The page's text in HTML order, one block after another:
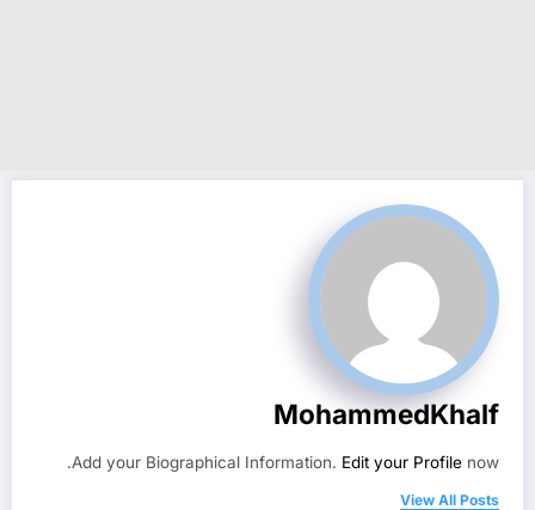
MohammedKhalf
Add your Biographical Information. Edit your Profile now.
View All Posts